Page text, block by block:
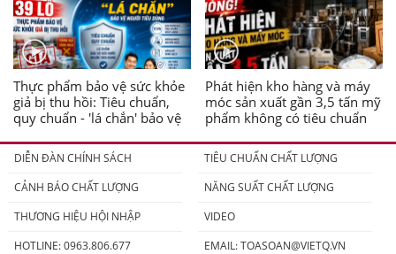
Thực phẩm bảo vệ sức khỏe
giả bị thu hồi: Tiêu chuẩn,
quy chuẩn - 'lá chắn' bảo vệ
Phát hiện kho hàng và máy
móc sản xuất gần 3,5 tấn mỹ
phẩm không có tiêu chuẩn
DIỄN ĐÀN CHÍNH SÁCH
TIÊU CHUẨN CHẤT LƯỢNG
CẢNH BÁO CHẤT LƯỢNG
NĂNG SUẤT CHẤT LƯỢNG
THƯƠNG HIỆU HỘI NHẬP
VIDEO
HOTLINE: 0963.806.677
EMAIL:TOASOAN@VIETQ.VN